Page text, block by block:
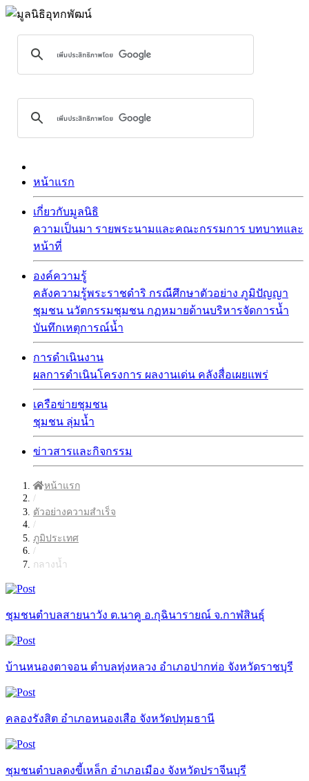
หน้าแรก
เกี่ยวกับมูลนิธิ
ความเป็นมา รายพระนามและคณะกรรมการ บทบาทและ
หน้าที่
องค์ความรู้
คลังความรู้พระราชดำริ กรณีศึกษาตัวอย่าง ภูมิปัญญา
ชุมชน นวัตกรรมชุมชน กฏหมายด้านบริหารจัดการน้ำ
บันทึกเหตุการณ์น้ำ
การดำเนินงาน
ผลการดำเนินโครงการ ผลงานเด่น คลังสื่อเผยแพร่
เครือข่ายชุมชน
ชุมชน ลุ่มน้ำ
ข่าวสารและกิจกรรม
หน้าแรก
/
ตัวอย่างความสำเร็จ
/
ภูมิประเทศ
/
กลางน้ำ
ชุมชนตำบลสายนาวัง ต.นาคู อ.กุฉินารายณ์ จ.กาฬสินธุ์
บ้านหนองตาจอน ตำบลทุ่งหลวง อำเภอปากท่อ จังหวัดราชบุรี
คลองรังสิต อำเภอหนองเสือ จังหวัดปทุมธานี
ชุมชนตำบลดงขี้เหล็ก อำเภอเมือง จังหวัดปราจีนบุรี